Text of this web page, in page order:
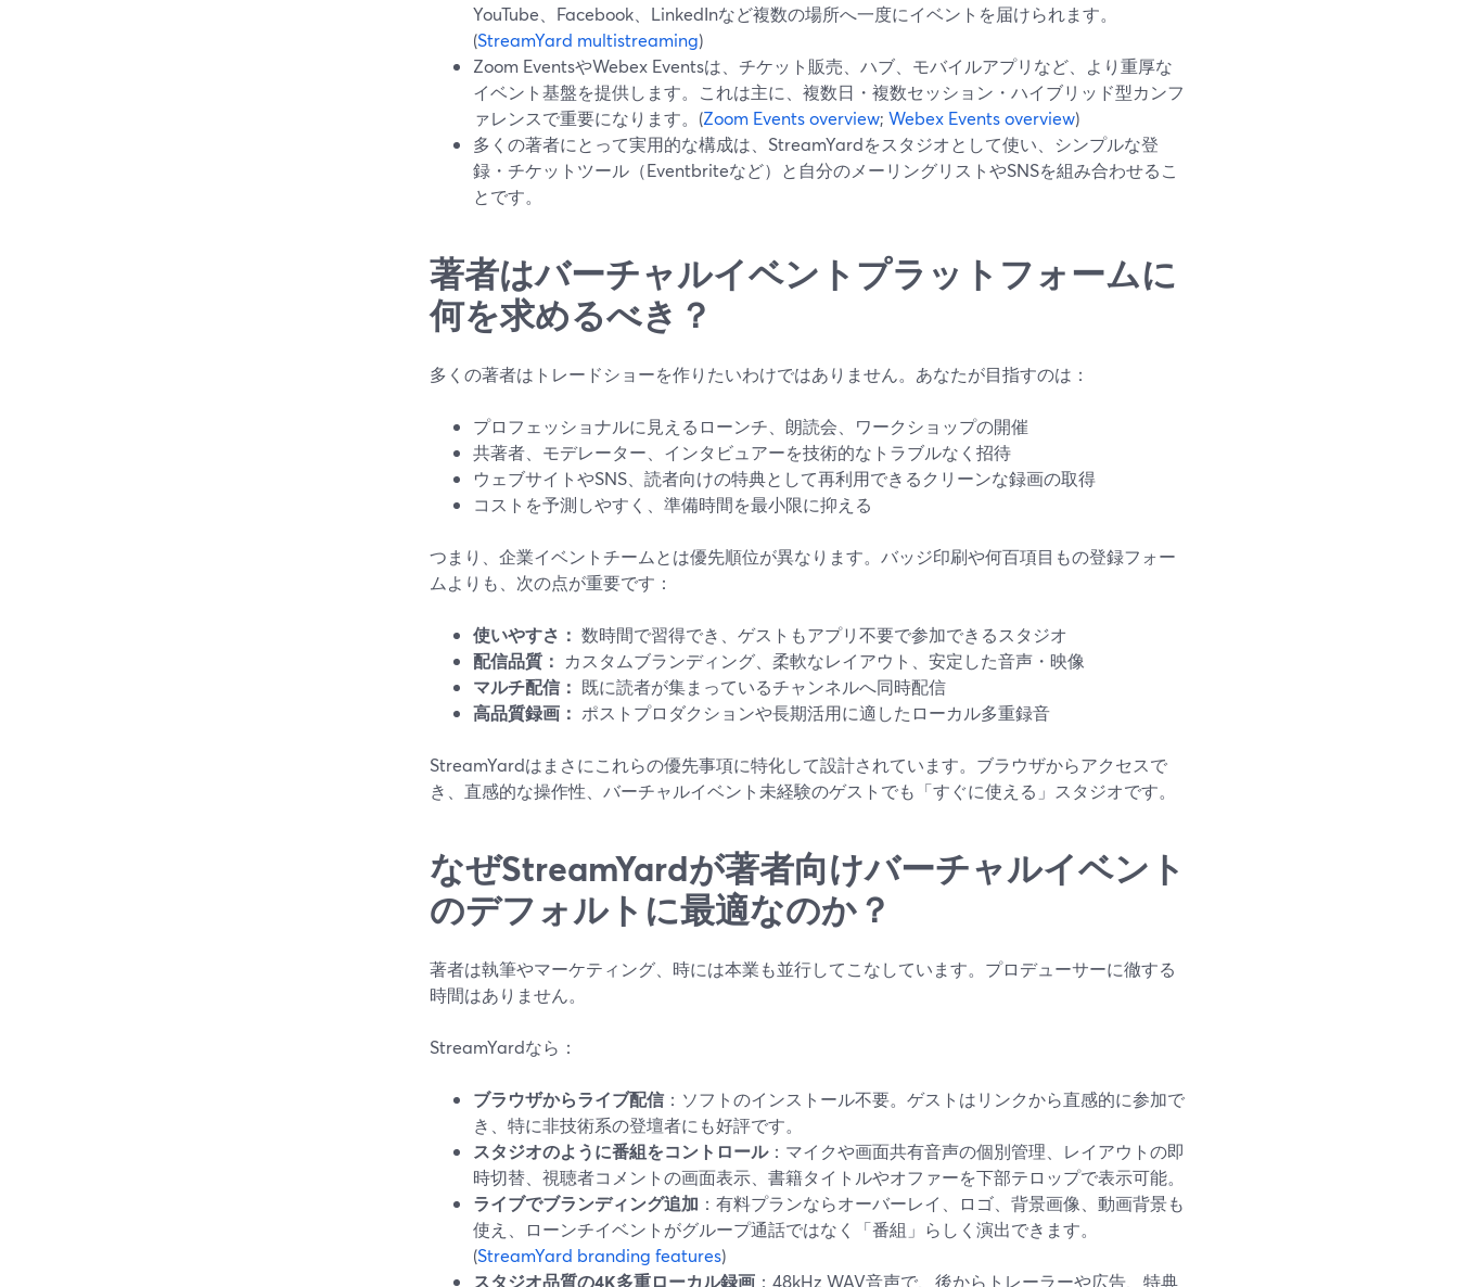
YouTube、Facebook、LinkedInなど複数の場所へ一度にイベントを届けられます。
(StreamYard multistreaming)
Zoom EventsやWebex Eventsは、チケット販売、ハブ、モバイルアプリなど、より重厚な
イベント基盤を提供します。これは主に、複数日・複数セッション・ハイブリッド型カンフ
ァレンスで重要になります。(Zoom Events overview; Webex Events overview)
多くの著者にとって実用的な構成は、StreamYardをスタジオとして使い、シンプルな登
録・チケットツール（Eventbriteなど）と自分のメーリングリストやSNSを組み合わせるこ
とです。
著者はバーチャルイベントプラットフォームに
何を求めるべき？
多くの著者はトレードショーを作りたいわけではありません。あなたが目指すのは：
プロフェッショナルに見えるローンチ、朗読会、ワークショップの開催
共著者、モデレーター、インタビュアーを技術的なトラブルなく招待
ウェブサイトやSNS、読者向けの特典として再利用できるクリーンな録画の取得
コストを予測しやすく、準備時間を最小限に抑える
つまり、企業イベントチームとは優先順位が異なります。バッジ印刷や何百項目もの登録フォー
ムよりも、次の点が重要です：
使いやすさ： 数時間で習得でき、ゲストもアプリ不要で参加できるスタジオ
配信品質： カスタムブランディング、柔軟なレイアウト、安定した音声・映像
マルチ配信： 既に読者が集まっているチャンネルへ同時配信
高品質録画： ポストプロダクションや長期活用に適したローカル多重録音
StreamYardはまさにこれらの優先事項に特化して設計されています。ブラウザからアクセスで
き、直感的な操作性、バーチャルイベント未経験のゲストでも「すぐに使える」スタジオです。
なぜStreamYardが著者向けバーチャルイベント
のデフォルトに最適なのか？
著者は執筆やマーケティング、時には本業も並行してこなしています。プロデューサーに徹する
時間はありません。
StreamYardなら：
ブラウザからライブ配信 ：ソフトのインストール不要。ゲストはリンクから直感的に参加で
き、特に非技術系の登壇者にも好評です。
スタジオのように番組をコントロール：マイクや画面共有音声の個別管理、レイアウトの即
時切替、視聴者コメントの画面表示、書籍タイトルやオファーを下部テロップで表示可能。
ライブでブランディング追加 ：有料プランならオーバーレイ、ロゴ、背景画像、動画背景も
使え、ローンチイベントがグループ通話ではなく「番組」らしく演出できます。
(StreamYard branding features)
スタジオ品質の4K多重ローカル録画 ：48kHz WAV音声で、後からトレーラーや広告、特典